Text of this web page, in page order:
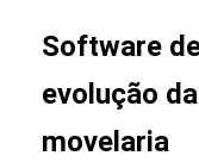
Software
evolução
movelaria